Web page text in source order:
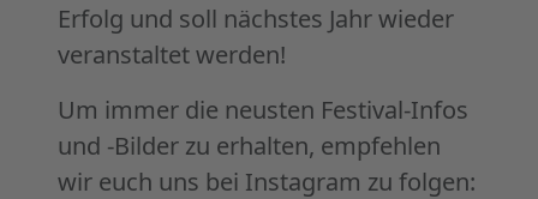
Erfolg und soll nächstes Jahr wieder
veranstaltet werden!
Um immer die neusten Festival-Infos
und -Bilder zu erhalten, empfehlen
wir euch uns bei Instagram zu folgen: